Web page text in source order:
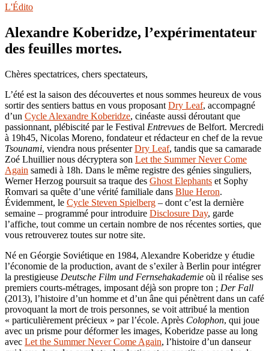
L'Édito
Alexandre Koberidze, l’expérimentateur
des feuilles mortes.
Chères spectatrices, chers spectateurs,
L’été est la saison des découvertes et nous sommes heureux de vous
sortir des sentiers battus en vous proposant Dry Leaf, accompagné
d’un Cycle Alexandre Koberidze, cinéaste aussi déroutant que
passionnant, plébiscité par le Festival Entrevues de Belfort. Mercredi
à 19h45, Nicolas Moreno, fondateur et rédacteur en chef de la revue
Tsounami, viendra nous présenterDry Leaf, tandis que sa camarade
Zoé Lhuillier nous décryptera son Let the Summer Never Come
Again samedi à 18h. Dans le même registre des génies singuliers,
Werner Herzog poursuit sa traque des Ghost Elephants et Sophy
Romvari sa quête d’une vérité familiale dans Blue Heron.
Évidemment, le Cycle Steven Spielberg – dont c’est la dernière
semaine – programmé pour introduire Disclosure Day, garde
l’affiche, tout comme un certain nombre de nos récentes sorties, que
vous retrouverez toutes sur notre site.
Né en Géorgie Soviétique en 1984, Alexandre Koberidze y étudie
l’économie de la production, avant de s’exiler à Berlin pour intégrer
la prestigieuse Deutsche Film und Fernsehakademie où il réalise ses
premiers courts-métrages, imposant déjà son propre ton ; Der Fall
(2013), l’histoire d’un homme et d’un âne qui pénètrent dans un café
provoquant la mort de trois personnes, se voit attribué la mention
« particulièrement précieux » par l’école. Après Colophon, qui joue
avec un prisme pour déformer les images, Koberidze passe au long
avec Let the Summer Never Come Again, l’histoire d’un danseur